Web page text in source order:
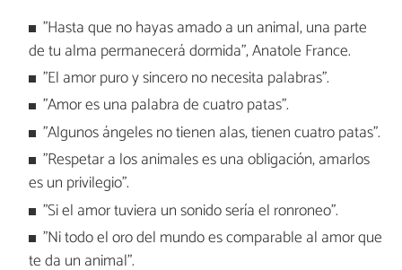
"Hasta que no hayas amado a un animal, una parte
de tu alma permanecerá dormida", Anatole France.
"El amor puro y sincero no necesita palabras".
"Amor es una palabra de cuatro patas".
"Algunos ángeles no tienen alas, tienen cuatro patas".
"Respetar a los animales es una obligación, amarlos
es un privilegio".
"Si el amor tuviera un sonido sería el ronroneo".
"Ni todo el oro del mundo es comparable al amor que
te da un animal".